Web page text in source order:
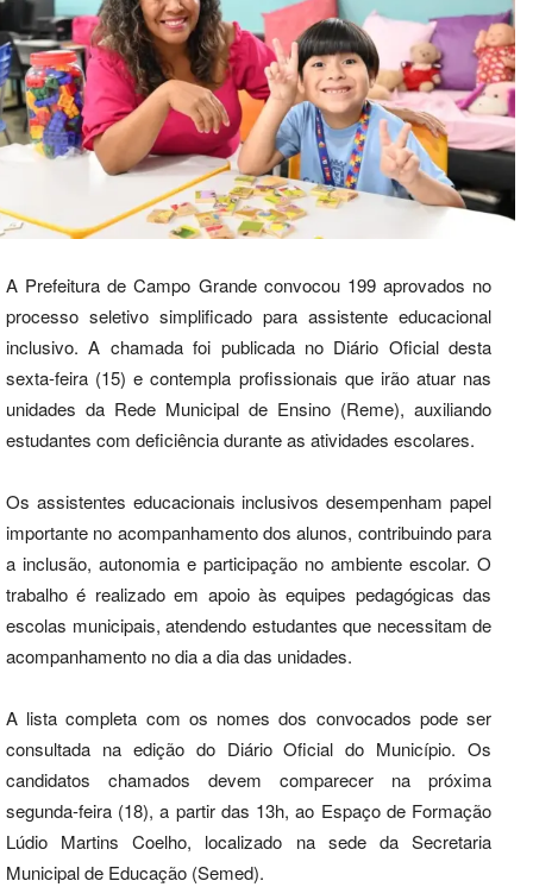
A Prefeitura de Campo Grande convocou 199 aprovados no
processo seletivo simplificado para assistente educacional
inclusivo. A chamada foi publicada no Diário Oficial desta
sexta-feira (15) e contempla profissionais que irão atuar nas
unidades da Rede Municipal de Ensino (Reme), auxiliando
estudantes com deficiência durante as atividades escolares.
Os assistentes educacionais inclusivos desempenham papel
importante no acompanhamento dos alunos, contribuindo para
a inclusão, autonomia e participação no ambiente escolar. O
trabalho é realizado em apoio às equipes pedagógicas das
escolas municipais, atendendo estudantes que necessitam de
acompanhamento no dia a dia das unidades.
A lista completa com os nomes dos convocados pode ser
consultada na edição do Diário Oficial do Município. Os
candidatos chamados devem comparecer na próxima
segunda-feira (18), a partir das 13h, ao Espaço de Formação
Lúdio Martins Coelho, localizado na sede da Secretaria
Municipal de Educação (Semed).